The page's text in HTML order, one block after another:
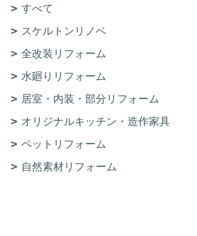
すべて
スケルトンリノベ
全改装リフォーム
水廻りリフォーム
居室・内装・部分リフォーム
オリジナルキッチン・造作家具
ペットリフォーム
自然素材リフォーム